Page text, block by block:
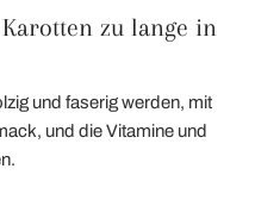
zu lange in
und faserig werden, mit
und die Vitamine und